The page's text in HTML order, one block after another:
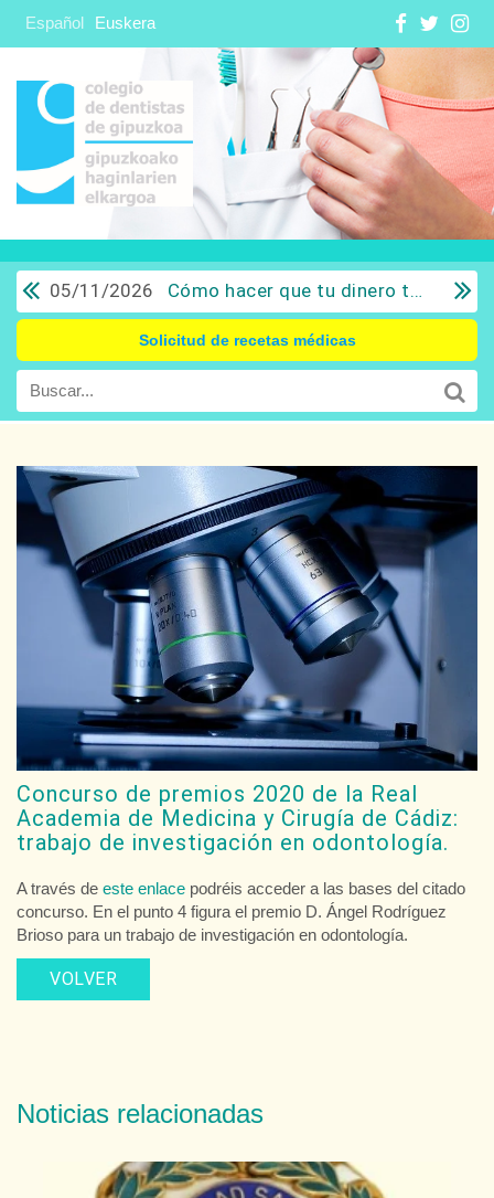
Español Euskera
05/11/2026 Cómo hacer que tu dinero trabaje para ti: Del ahorro a la inversión con sentido común.
Solicitud de recetas médicas
Concurso de premios 2020 de la Real
Academia de Medicina y Cirugía de Cádiz:
trabajo de investigación en odontología.
A través de este enlace podréis acceder a las bases del citado
concurso. En el punto 4 figura el premio D. Ángel Rodríguez
Brioso para un trabajo de investigación en odontología.
VOLVER
Noticias relacionadas